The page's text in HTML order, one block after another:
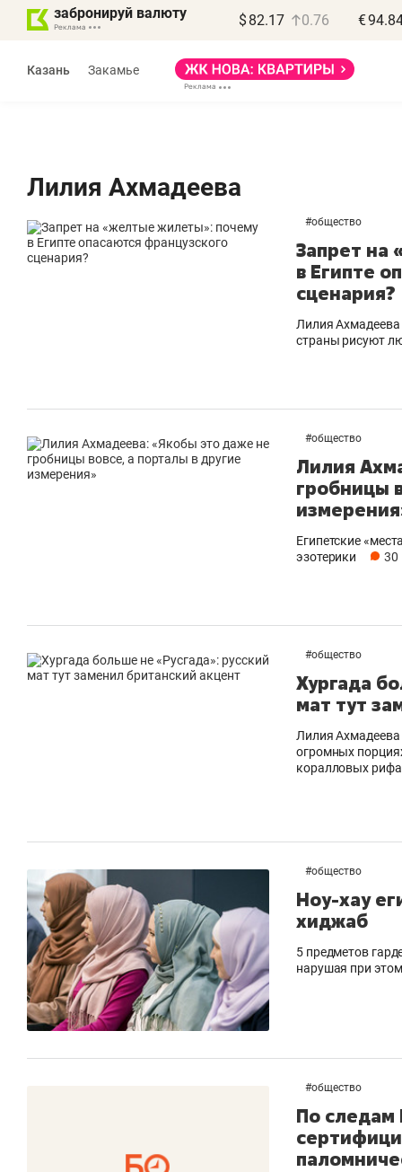
забронируй валюту $ 82.17 0.76 €
Казань Закамье
Лилия Ахмадеева
#общество
Запрет на
в Египте
сценария?
Лилия Ахмадеева
страны рисуют
#общество
Лилия
гробницы
Египетские
эзотерики
30
#общество
Хургада
мат тут
Лилия Ахмадеева
огромных
коралловых
#общество
Ноу-хау
хиджаб
5 предметов
нарушая при
#общество
По следам
Василь Мазитов
«Не зная местных
правил, бизнес может
потерять минимум
чем интересен Оман?
Рекомендуем
150 камер
ID вместо